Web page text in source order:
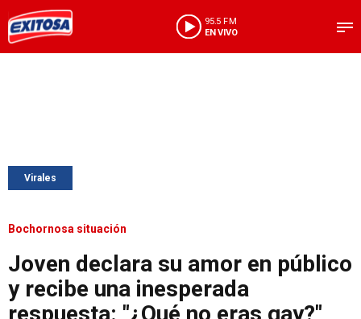
95.5 FM
EN VIVO
Virales
Bochornosa situación
Joven declara su amor en público
y recibe una inesperada